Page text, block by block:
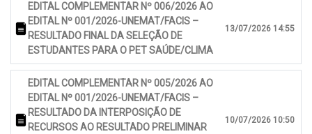
EDITAL COMPLEMENTAR Nº 006/2026 AO
EDITAL Nº 001/2026-UNEMAT/FACIS –
RESULTADO FINAL DA SELEÇÃO DE
ESTUDANTES PARA O PET SAÚDE/CLIMA
13/07/2026 14:55
EDITAL COMPLEMENTAR Nº 005/2026 AO
EDITAL Nº 001/2026-UNEMAT/FACIS –
RESULTADO DA INTERPOSIÇÃO DE
RECURSOS AO RESULTADO PRELIMINAR
10/07/2026 10:50